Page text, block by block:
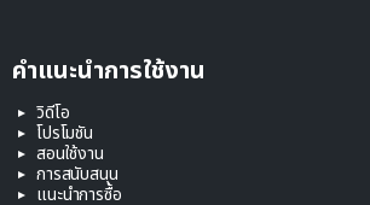
คำแนะนำการใช้งาน
วิดีโอ
โปรโมชัน
สอนใช้งาน
การสนับสนุน
แนะนำการซื้อ